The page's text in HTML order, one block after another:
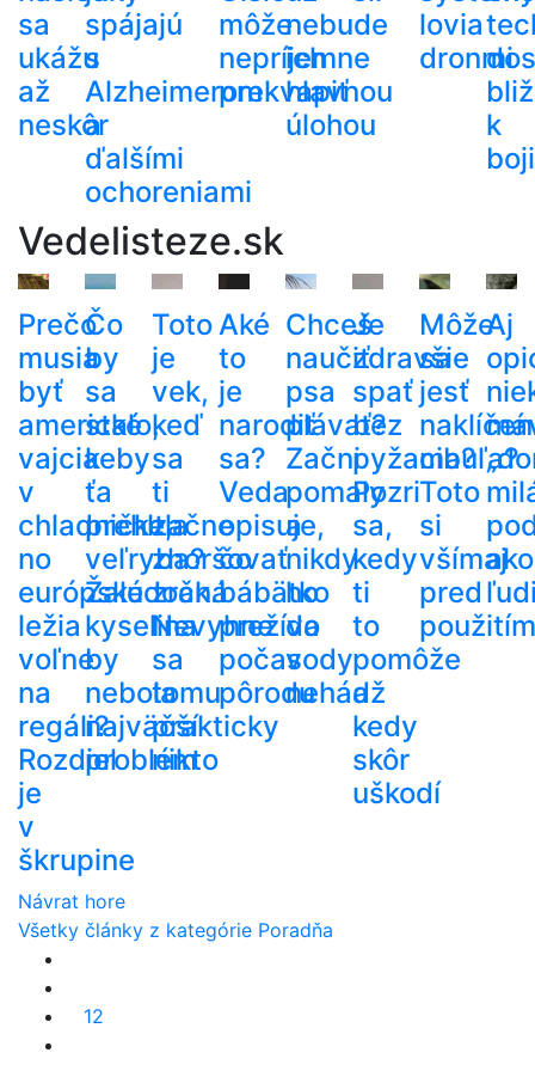
sa
ukážu
až
neskôr
spájajú
s
Alzheimerom
a
ďalšími
ochoreniami
môže
nepríjemne
prekvapiť
nebude
ich
hlavnou
úlohou
lovia
dronmi
k
Vedelisteze.sk
Prečo
musia
byť
americké
vajcia
v
chladničke,
no
európske
ležia
voľne
na
regáli?
Rozdiel
je
v
škrupine
Čo
by
sa
stalo,
keby
ťa
prehltla
veľryba?
Žalúdočná
kyselina
by
nebola
najväčší
problém
Toto
je
vek,
keď
sa
ti
začne
zhoršovať
zrak.
Nevyhne
sa
tomu
prakticky
nikto
Aké
to
je
narodiť
sa?
Veda
opisuje,
čo
bábätko
prežíva
počas
pôrodu
Chceš
naučiť
psa
plávať?
Začni
pomaly
a
nikdy
ho
do
vody
nehádž
Je
zdravšie
spať
bez
pyžama?
Pozri
sa,
kedy
ti
to
pomôže
a
kedy
skôr
uškodí
Môže
sa
jesť
cibuľa?
Toto
si
všímaj
pred
použitím
Aj
ako
Návrat hore
Všetky články z kategórie Poradňa
12